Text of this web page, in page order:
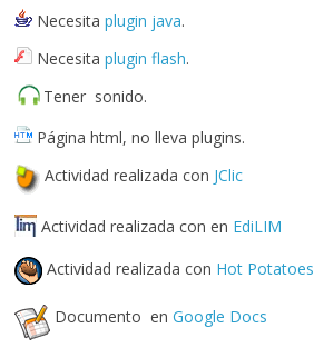
Necesitaplugin java.
Necesitaplugin flash.
Tener sonido.
Página html, no lleva plugins.
Actividad realizada con JClic
Actividad realizada con en EdiLIM
Actividad realizada con Hot Potatoes
Documento enGoogle Docs